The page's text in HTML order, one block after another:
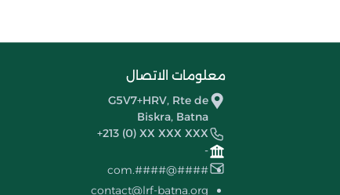
معلومات الاتصال
G5V7+HRV, Rte de
Biskra, Batna
+213 (0) XX XXX XXX
-
####@####.com
contact@lrf-batna.org